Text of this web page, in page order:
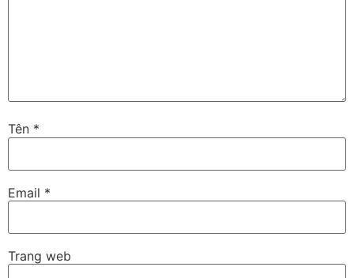
Tên *
Email *
Trang web